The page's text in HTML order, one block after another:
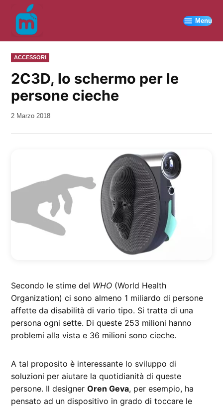
contenuto
Menu
PUBBLICATO
IN
ACCESSORI
2C3D, lo schermo per le
persone cieche
da
2 Marzo 2018
Secondo le stime del WHO (World Health
Organization) ci sono almeno 1 miliardo di persone
affette da disabilità di vario tipo. Si tratta di una
persona ogni sette. Di queste 253 milioni hanno
problemi alla vista e 36 milioni sono cieche.
A tal proposito è interessante lo sviluppo di
soluzioni per aiutare la quotidianità di queste
persone. Il designerOren Geva, per esempio, ha
pensato ad un dispositivo in grado di toccare le